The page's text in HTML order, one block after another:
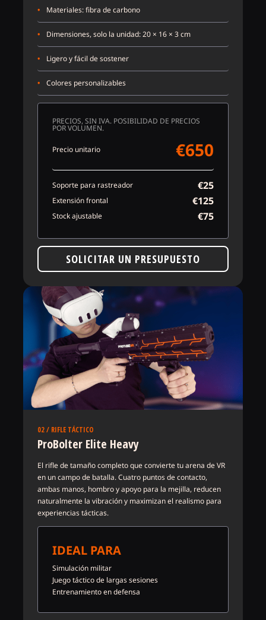
• Materiales: fibra de carbono
• Dimensiones, solo la unidad: 20 × 16 × 3 cm
• Ligero y fácil de sostener
• Colores personalizables
PRECIOS, SIN IVA. POSIBILIDAD DE PRECIOS
POR VOLUMEN.
Precio unitario €650
Soporte para rastreador €25
Extensión frontal €125
Stock ajustable €75
SOLICITAR UN PRESUPUESTO
02 / RIFLE TÁCTICO
ProBolter Elite Heavy
El rifle de tamaño completo que convierte tu arena de VR
en un campo de batalla. Cuatro puntos de contacto,
ambas manos, hombro y apoyo para la mejilla, reducen
naturalmente la vibración y maximizan el realismo para
experiencias tácticas.
IDEAL PARA
Simulación militar
Juego táctico de largas sesiones
Entrenamiento en defensa